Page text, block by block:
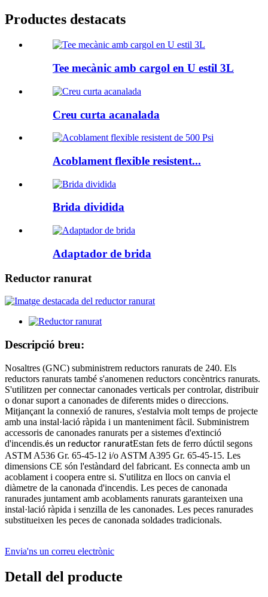
Productes destacats
Tee mecànic amb cargol en U estil 3L
Creu curta acanalada
Acoblament flexible resistent...
Brida dividida
Adaptador de brida
Reductor ranurat
Descripció breu:
Nosaltres (GNC) subministrem reductors ranurats de 240. Els
reductors ranurats també s'anomenen reductors concèntrics ranurats.
S'utilitzen per connectar canonades verticals per controlar, distribuir
o donar suport a canonades de diferents mides o direccions.
Mitjançant la connexió de ranures, s'estalvia molt temps de projecte
amb una instal·lació ràpida i un manteniment fàcil. Subministrem
accessoris de canonades ranurats per a sistemes d'extinció
d'incendis.és un reductor ranuratEstan fets de ferro dúctil segons
ASTM A536 Gr. 65-45-12 i/o ASTM A395 Gr. 65-45-15. Les
dimensions CE són l'estàndard del fabricant. Es connecta amb un
acoblament i coopera entre si. S'utilitza en llocs on canvia el
diàmetre de la canonada d'incendis. Les peces de canonada
ranurades juntament amb acoblaments ranurats garanteixen una
instal·lació ràpida i senzilla de les canonades. Les peces ranurades
substitueixen les peces de canonada soldades tradicionals.
Envia'ns un correu electrònic
Detall del producte